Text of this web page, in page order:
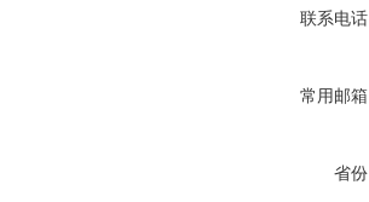
联系电
常用邮
省